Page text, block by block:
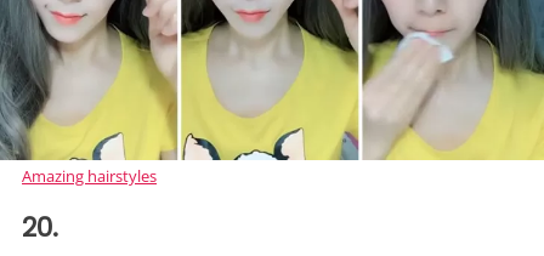
Amazing hairstyles
20.